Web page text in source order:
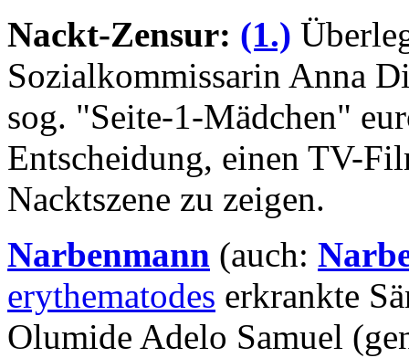
Nackt-Zensur: (1.)
Sozialkommissarin Anna
sog. "Seite-1-Mädchen"
Entscheidung, einen TV-
Nacktszene zu zeigen.
Narbenmann (auch:
erythematodes erkrankte
Olumide Adelo Samuel